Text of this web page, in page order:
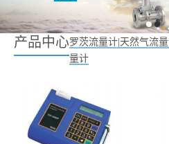
产品中心罗茨流量计|天然气流
量计